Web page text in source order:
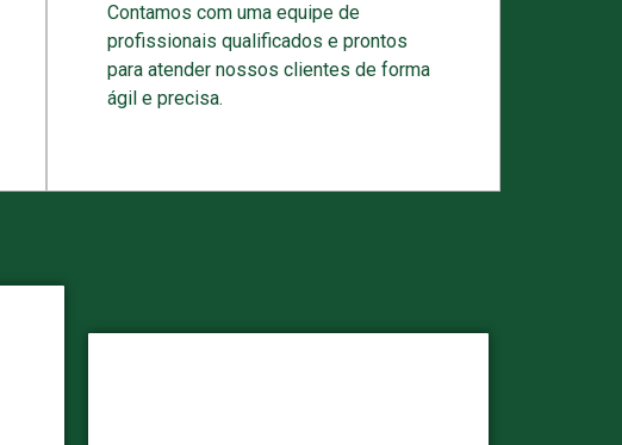
Contamos com uma equipe de
profissionais qualificados e prontos
para atender nossos clientes de forma
ágil e precisa.